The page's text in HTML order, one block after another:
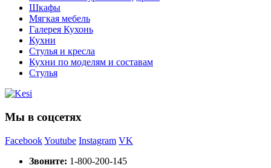
Шкафы
Мягкая мебель
Галерея Кухонь
Кухни
Стулья и кресла
Кухни по моделям и составам
Стулья
Мы в соцсетях
FacebookYoutube Instagram VK
Звоните: 1-800-200-145